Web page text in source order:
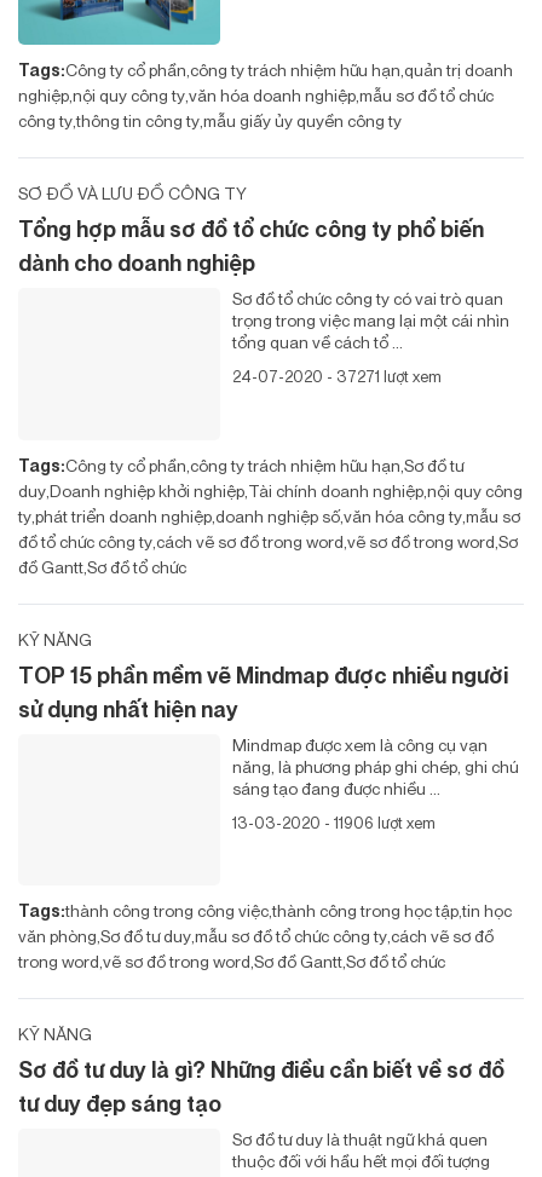
Tags:Công ty cổ phầncông ty trách nhiệm hữu hạnquản trị doanh
nghiệpnội quy công tyvăn hóa doanh nghiệpmẫu sơ đồ tổ chức
công tythông tin công tymẫu giấy ủy quyền công ty
SƠ ĐỒ VÀ LƯU ĐỒ CÔNG TY
Tổng hợp mẫu sơ đồ tổ chức công ty phổ biến
dành cho doanh nghiệp
Sơ đồ tổ chức công ty có vai trò quan
trọng trong việc mang lại một cái nhìn
tổng quan về cách tổ ...
24-07-2020 - 37271 lượt xem
Tags:Công ty cổ phầncông ty trách nhiệm hữu hạnSơ đồ tư
duyDoanh nghiệp khởi nghiệpTài chính doanh nghiệpnội quy công
typhát triển doanh nghiệpdoanh nghiệp sốvăn hóa công tymẫu sơ
đồ tổ chức công tycách vẽ sơ đồ trong wordvẽ sơ đồ trong wordSơ
đồ GanttSơ đồ tổ chức
KỸ NĂNG
TOP 15 phần mềm vẽ Mindmap được nhiều người
sử dụng nhất hiện nay
Mindmap được xem là công cụ vạn
năng, là phương pháp ghi chép, ghi chú
sáng tạo đang được nhiều ...
13-03-2020 - 11906 lượt xem
Tags:thành công trong công việcthành công trong học tậptin học
văn phòngSơ đồ tư duymẫu sơ đồ tổ chức công tycách vẽ sơ đồ
trong wordvẽ sơ đồ trong wordSơ đồ GanttSơ đồ tổ chức
KỸ NĂNG
Sơ đồ tư duy là gì? Những điều cần biết về sơ đồ
tư duy đẹp sáng tạo
Sơ đồ tư duy là thuật ngữ khá quen
thuộc đối với hầu hết mọi đối tượng